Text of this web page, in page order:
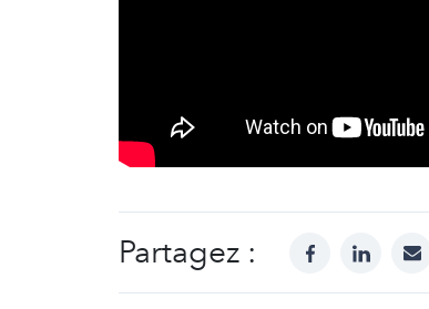
Partagez : facebooklinkedin